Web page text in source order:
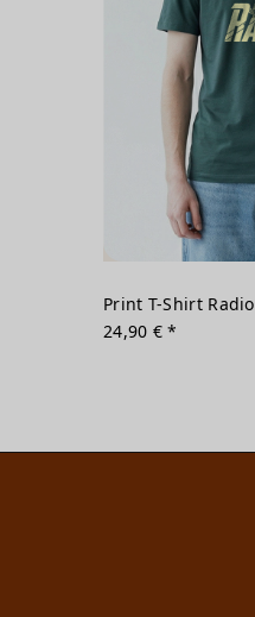
Print T-Shirt Radio
24,90 € *